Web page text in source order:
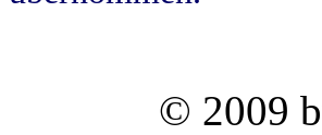
© 2009